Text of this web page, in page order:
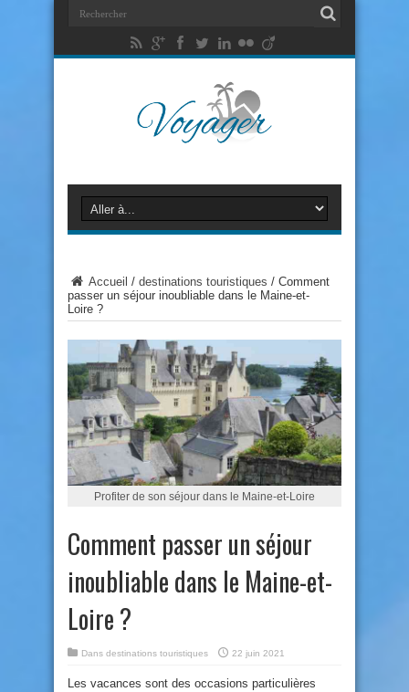
Accueil / destinations touristiques / Comment
passer un séjour inoubliable dans le Maine-et-
Loire ?
Profiter de son séjour dans le Maine-et-Loire
Comment passer un séjour
inoubliable dans le Maine-et-
Loire ?
Dans destinations touristiques 22 juin 2021
Les vacances sont des occasions particulières